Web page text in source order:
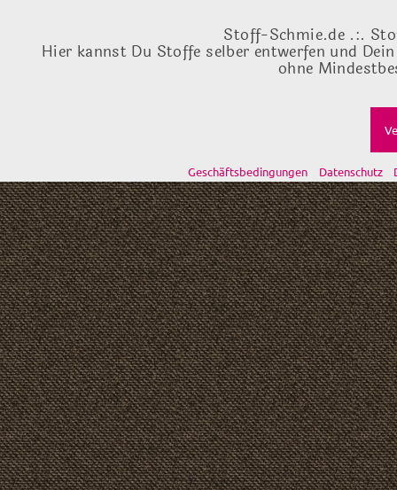
Stoff-Schmie.de .:.
Hier kannst Du Stoffe selber entwerfen und
ohne
Geschäftsbedingungen Datenschutz